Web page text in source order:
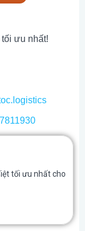
ưu nhất!
tối ưu nhất cho